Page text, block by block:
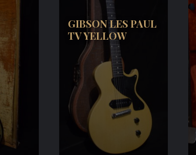
GIBSON LES PAUL
TV YELLOW